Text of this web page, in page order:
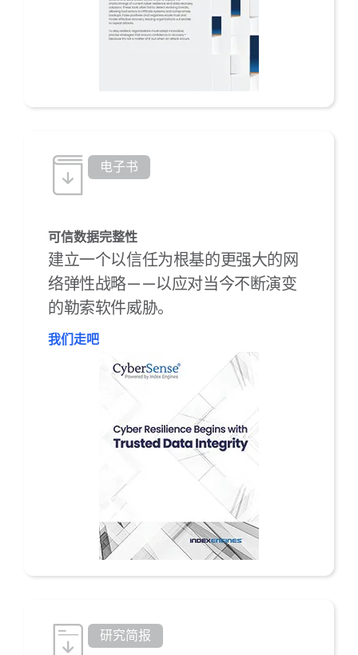
电子书
可信数据完整性
建立一个以信任为根基的更强大的网
络弹性战略——以应对当今不断演变
的勒索软件威胁。​
我们走吧
研究简报